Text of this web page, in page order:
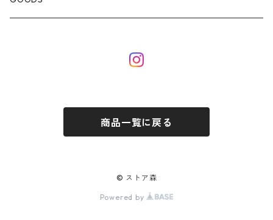
商品一覧に戻る
© ストア森
Powered by